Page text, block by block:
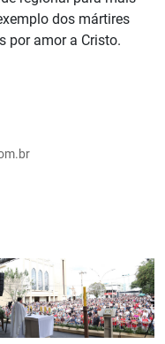
dos mártires
por amor a Cristo.